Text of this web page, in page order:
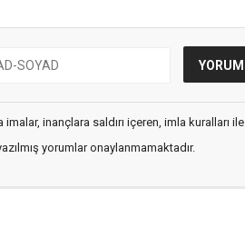
inançlara saldırı içeren, imla kuralları ile
yorumlar onaylanmamaktadır.